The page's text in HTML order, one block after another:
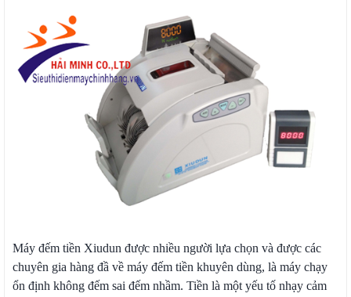
Máy đếm tiền Xiudun được nhiều người lựa chọn và được các
chuyên gia hàng đầ về máy đếm tiền khuyên dùng, là máy chạy
ổn định không đếm sai đếm nhầm. Tiền là một yếu tố nhạy cảm